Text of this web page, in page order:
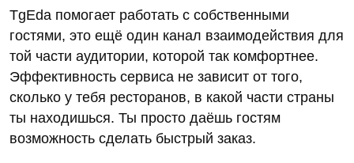
TgEda помогает работать с собственными
гостями, это ещё один канал взаимодействия для
той части аудитории, которой так комфортнее.
Эффективность сервиса не зависит от того,
сколько у тебя ресторанов, в какой части страны
ты находишься. Ты просто даёшь гостям
возможность сделать быстрый заказ.